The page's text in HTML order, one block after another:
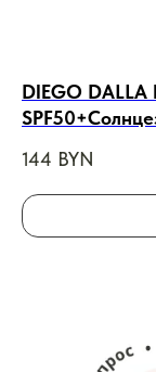
DIEGO DALLA
144 BYN